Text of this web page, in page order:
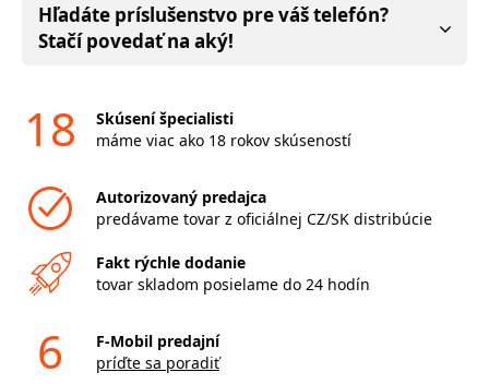
Hľadáte príslušenstvo pre váš telefón?
Stačí povedať na aký!
18
Skúsení špecialisti
máme viac ako 18 rokov skúseností
Autorizovaný predajca
predávame tovar z oficiálnej CZ/SK distribúcie
Fakt rýchle dodanie
tovar skladom posielame do 24 hodín
6
F-Mobil predajní
príďte sa poradiť